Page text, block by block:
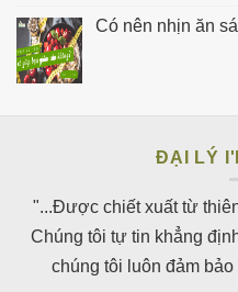
Có nên nhịn ăn
ĐẠI LÝ
"...Được chiết xuất từ
Chúng tôi tự tin khẳng
chúng tôi luôn đảm